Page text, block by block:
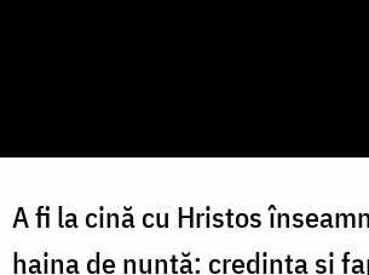
A fi la cină cu Hristos
haina de nuntă: credința si